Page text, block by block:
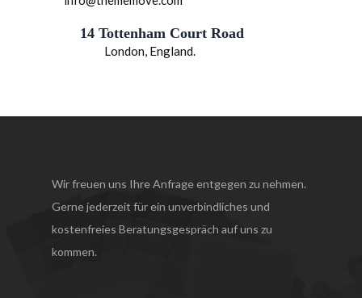
14 Tottenham Court Road
London, England.
Wir freuen uns Ihre Anfrage entgegen zu nehmen.
Gerne jederzeit für ein unverbindliches und
kostenfreies Beratungsgespräch auf uns zu
kommen.